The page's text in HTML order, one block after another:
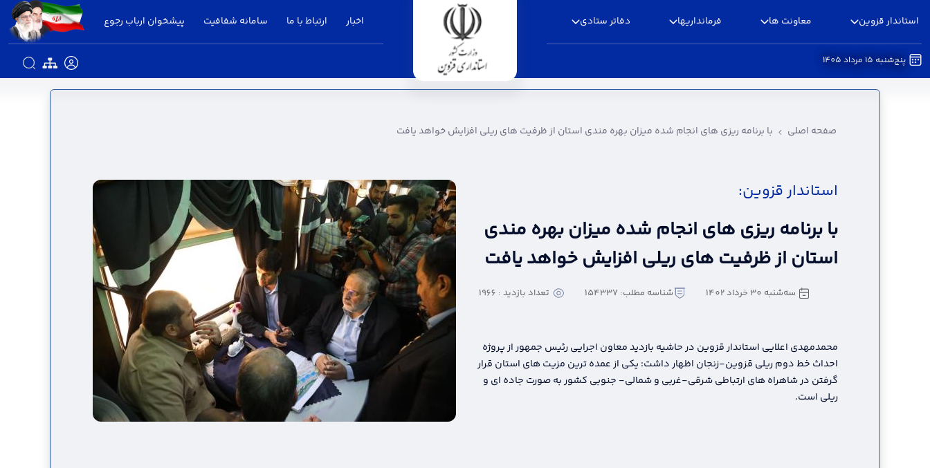
استاندار قزوین معاونت ها فرمانداریها دفاتر ستادی اخبار ارتباط با ما سامانه شفافیت پیشخوان ارباب رجوع
پنج‌شنبه 15 مرداد 1405
با برنامه ریزی های انجام شده میزان بهره مندی استان از ظرفیت های ریلی افزایش خواهد یافت - استانداری قزوین
صفحه اصلی با برنامه ریزی های انجام شده میزان بهره مندی استان از ظرفیت های ریلی افزایش خواهد یافت
استاندار قزوین:
با برنامه ریزی های انجام شده میزان بهره مندی
استان از ظرفیت های ریلی افزایش خواهد یافت
سه‌شنبه 30 خرداد 1402 شناسه مطلب: 154337 تعداد بازدید : 1966
محمدمهدی اعلایی استاندار قزوین در حاشیه بازدید معاون اجرایی رئیس جمهور از پروژه
احداث خط دوم ریلی قزوین-زنجان اظهار داشت: یکی از عمده ترین مزیت های استان قرار
گرفتن در شاهراه های ارتباطی شرقی-غربی و شمالی- جنوبی کشور به صورت جاده ای و
ریلی است.